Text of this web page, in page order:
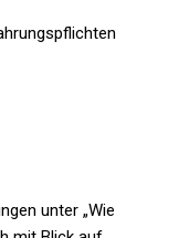
unter „Wie